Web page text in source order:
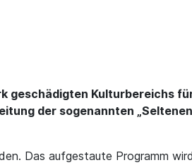
geschädigten Kulturbereichs
der sogenannten
Das aufgestaute Programm